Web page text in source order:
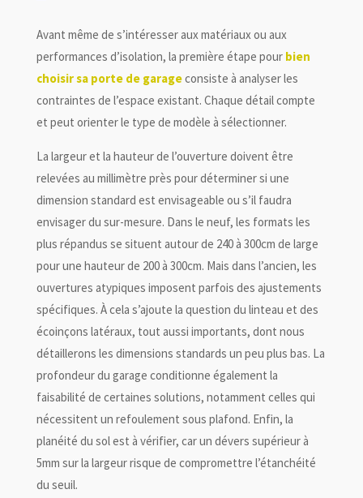
Avant même de s’intéresser aux matériaux ou aux
performances d’isolation, la première étape pour bien
choisir sa porte de garageconsiste à analyser les
contraintes de l’espace existant. Chaque détail compte
et peut orienter le type de modèle à sélectionner.
La largeur et la hauteur de l’ouverture doivent être
relevées au millimètre près pour déterminer si une
dimension standard est envisageable ou s’il faudra
envisager du sur-mesure. Dans le neuf, les formats les
plus répandus se situent autour de 240 à 300cm de large
pour une hauteur de 200 à 300cm. Mais dans l’ancien, les
ouvertures atypiques imposent parfois des ajustements
spécifiques. À cela s’ajoute la question du linteau et des
écoinçons latéraux, tout aussi importants, dont nous
détaillerons les dimensions standards un peu plus bas. La
profondeur du garage conditionne également la
faisabilité de certaines solutions, notamment celles qui
nécessitent un refoulement sous plafond. Enfin, la
planéité du sol est à vérifier, car un dévers supérieur à
5mm sur la largeur risque de compromettre l’étanchéité
du seuil.